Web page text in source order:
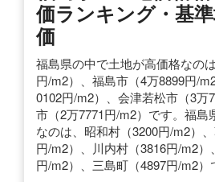
価ランキング・基
価
福島県の中で土地が高価格なの
円/m2）、福島市（4万8899円/
0102円/m2）、会津若松市（3万
市（2万7771円/m2）です。福島
なのは、昭和村（3200円/m2）
円/m2）、川内村（3816円/m2）
円/m2）、三島町（4897円/m2）